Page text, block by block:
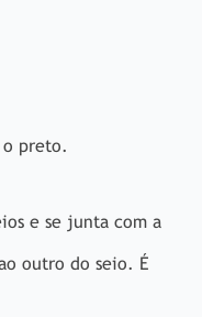
o preto.
e se junta com a
outro do seio. É